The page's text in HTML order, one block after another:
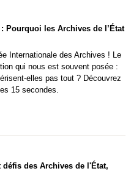
Pourquoi les Archives de l’État
Internationale des Archives ! Le
qui nous est souvent posée :
elles pas tout ? Découvrez
15 secondes.
défis des Archives de l'État,